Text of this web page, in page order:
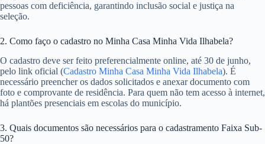
pessoas com deficiência, garantindo inclusão social e justiça na
seleção.
2. Como faço o cadastro no Minha Casa Minha Vida Ilhabela?
O cadastro deve ser feito preferencialmente online, até 30 de junho,
pelo link oficial (Cadastro Minha Casa Minha Vida Ilhabela). É
necessário preencher os dados solicitados e anexar documento com
foto e comprovante de residência. Para quem não tem acesso à internet,
há plantões presenciais em escolas do município.
3. Quais documentos são necessários para o cadastramento Faixa Sub-
50?